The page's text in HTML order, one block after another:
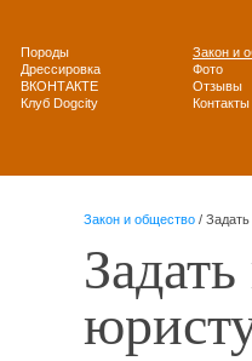
Породы
Закон и
Дрессировка
Фото
ВКОНТАКТЕ
Отзывы
Клуб Dogcity
Контакты
Закон и общество /